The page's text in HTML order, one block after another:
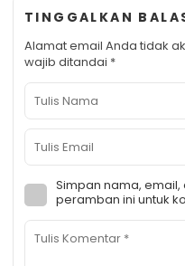
TINGGALKAN
Alamat email Anda tidak
wajib ditandai *
Simpan nama,
peramban ini untuk